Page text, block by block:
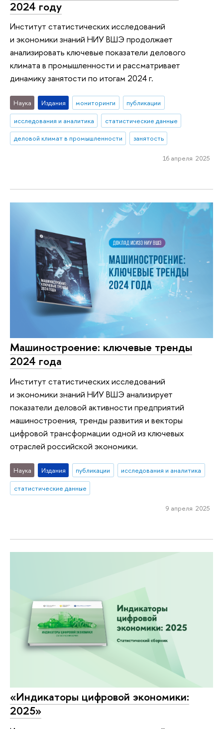
2024 году
Институт статистических исследований
и экономики знаний НИУ ВШЭ продолжает
анализировать ключевые показатели делового
климата в промышленности и рассматривает
динамику занятости по итогам 2024 г.
Наука Издания мониторинги
публикации
исследования и аналитика
статистические данные
деловой климат в промышленности
занятость
16 апреля 2025
Машиностроение: ключевые тренды
2024 года
Институт статистических исследований
и экономики знаний НИУ ВШЭ анализирует
показатели деловой активности предприятий
машиностроения, тренды развития и векторы
цифровой трансформации одной из ключевых
отраслей российской экономики.
Наука Издания публикации
исследования и аналитика
статистические данные
9 апреля 2025
«Индикаторы цифровой экономики:
2025»